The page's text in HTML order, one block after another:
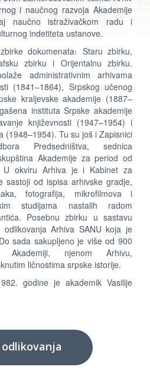
i naučnog razvoja Akademije
naučno istraživačkom radu i
indetiteta ustanove.
dokumenata։ Staru zbirku,
zbirku i Orijentalnu zbirku.
administrativnim arhivama
(1841–1864), Srpskog učenog
kraljevske akademije (1887–
instituta Srpske akademije
književnosti (1947–1954) i
(1948–1954). Tu su još i Zapisnici
Predsedništva, sednica
Akademije za period od
U okviru Arhiva je i Kabinet za
sastoji od ispisa arhivske gradje,
fotografija, mikrofilmova i
studijama nastalih radom
Posebnu zbirku u sastavu
Arhiva SANU koja je
sada sakupljeno je više od 900
Akademiji, njenom Arhivu,
ličnostima srpske istorije.
godine je akademik Vasilije